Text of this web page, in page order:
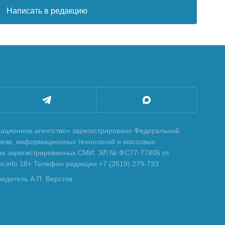
Написать в редакцию
агентство» зарегистрировано Федеральной
информационных технологий и массовых
зарегистрированных СМИ: ЭЛ № ФС77-77805 от
18+ Телефон редакции +7 (3519) 279-733
А.П. Верстов